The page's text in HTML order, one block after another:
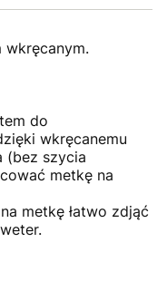
do
wkręcanemu
(bez szycia
metkę na
metkę łatwo zdjąć